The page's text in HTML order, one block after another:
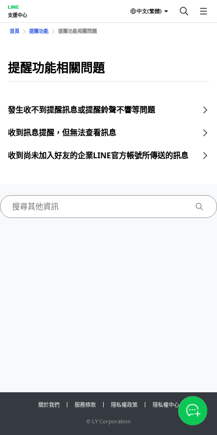
LINE
支援中心
中文(繁體)
首頁 提醒功能 提醒功能相關問題
提醒功能相關問題
發生收不到提醒訊息或提醒鈴聲不響等問題
收到訊息提醒，但無法查看訊息
收到尚未加入好友的企業LINE官方帳號所傳送的訊息
關於我們 服務條款 隱私權政策 隱私權中心
© LY Corporation